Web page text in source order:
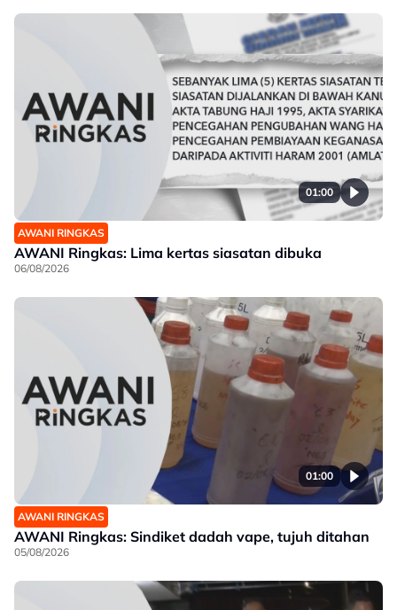
01:00
AWANI RINGKAS
AWANI Ringkas: Lima kertas siasatan dibuka
06/08/2026
01:00
AWANI RINGKAS
AWANI Ringkas: Sindiket dadah vape, tujuh ditahan
05/08/2026